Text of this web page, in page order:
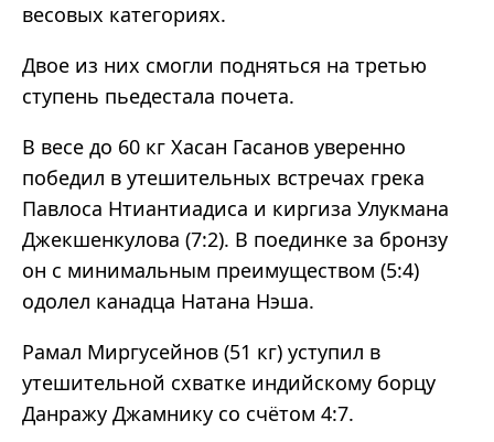
весовых категориях.
Двое из них смогли подняться на третью
ступень пьедестала почета.
В весе до 60 кг Хасан Гасанов уверенно
победил в утешительных встречах грека
Павлоса Нтиантиадиса и киргиза Улукмана
Джекшенкулова (7:2). В поединке за бронзу
он с минимальным преимуществом (5:4)
одолел канадца Натана Нэша.
Рамал Миргусейнов (51 кг) уступил в
утешительной схватке индийскому борцу
Данражу Джамнику со счётом 4:7.